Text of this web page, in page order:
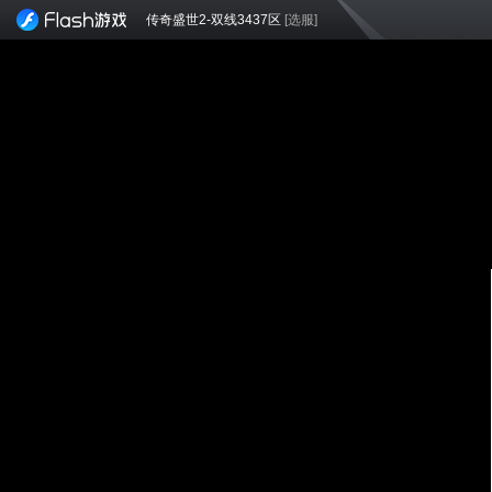
传奇盛世2-双线3437区 [选服]